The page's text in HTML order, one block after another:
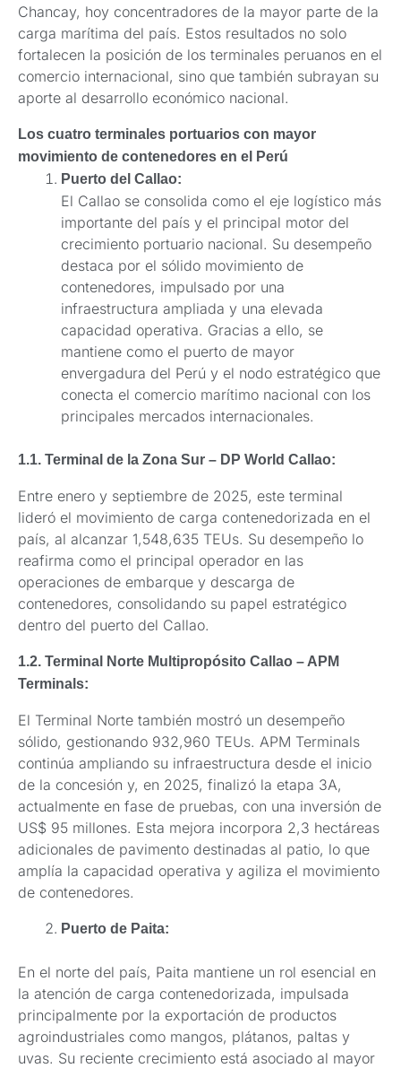
Chancay, hoy concentradores de la mayor parte de la
carga marítima del país. Estos resultados no solo
fortalecen la posición de los terminales peruanos en el
comercio internacional, sino que también subrayan su
aporte al desarrollo económico nacional.
Los cuatro terminales portuarios con mayor
movimiento de contenedores en el Perú
Puerto del Callao:
El Callao se consolida como el eje logístico más
importante del país y el principal motor del
crecimiento portuario nacional. Su desempeño
destaca por el sólido movimiento de
contenedores, impulsado por una
infraestructura ampliada y una elevada
capacidad operativa. Gracias a ello, se
mantiene como el puerto de mayor
envergadura del Perú y el nodo estratégico que
conecta el comercio marítimo nacional con los
principales mercados internacionales.
1.1. Terminal de la Zona Sur – DP World Callao:
Entre enero y septiembre de 2025, este terminal
lideró el movimiento de carga contenedorizada en el
país, al alcanzar 1,548,635 TEUs. Su desempeño lo
reafirma como el principal operador en las
operaciones de embarque y descarga de
contenedores, consolidando su papel estratégico
dentro del puerto del Callao.
1.2. Terminal Norte Multipropósito Callao – APM
Terminals:
El Terminal Norte también mostró un desempeño
sólido, gestionando 932,960 TEUs. APM Terminals
continúa ampliando su infraestructura desde el inicio
de la concesión y, en 2025, finalizó la etapa 3A,
actualmente en fase de pruebas, con una inversión de
US$ 95 millones. Esta mejora incorpora 2,3 hectáreas
adicionales de pavimento destinadas al patio, lo que
amplía la capacidad operativa y agiliza el movimiento
de contenedores.
Puerto de Paita:
En el norte del país, Paita mantiene un rol esencial en
la atención de carga contenedorizada, impulsada
principalmente por la exportación de productos
agroindustriales como mangos, plátanos, paltas y
uvas. Su reciente crecimiento está asociado al mayor